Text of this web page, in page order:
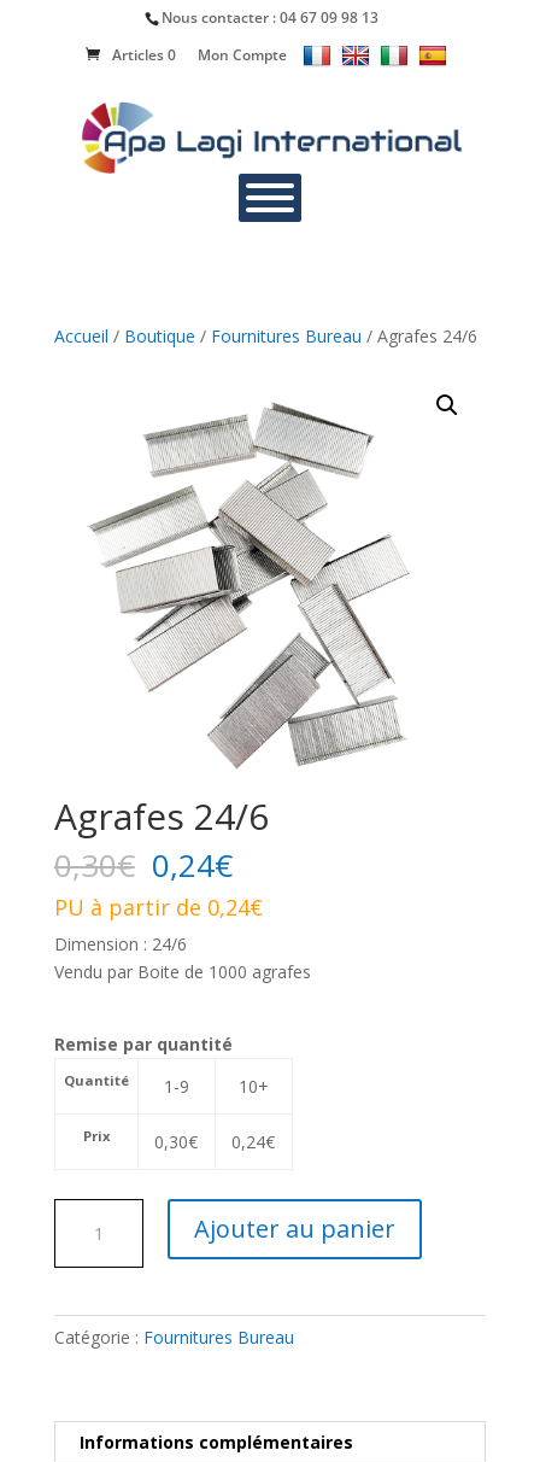
Nous contacter :04 67 09 98 13
Articles 0
Mon Compte
Accueil / Boutique / Fournitures Bureau / Agrafes 24/6
Agrafes 24/6
0,30€ 0,24€
PU à partir de 0,24€
Dimension : 24/6
Vendu par Boite de 1000 agrafes
Remise par quantité
Quantité 1-9 10+
Prix 0,30€ 0,24€
Agrafes
Ajouter au panier
Catégorie : Fournitures Bureau
Informations complémentaires